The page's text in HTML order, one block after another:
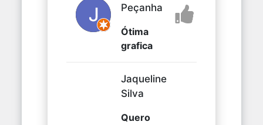
Peçanha
Ótima
grafica
Jaqueline
Silva
Quero